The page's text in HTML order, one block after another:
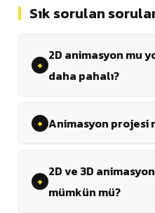
Sık sorulan
2D animasyon mu
daha pahalı?
Animasyon projesi
2D ve 3D
mümkün mü?